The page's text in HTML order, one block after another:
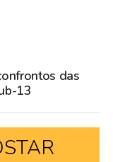
das
13